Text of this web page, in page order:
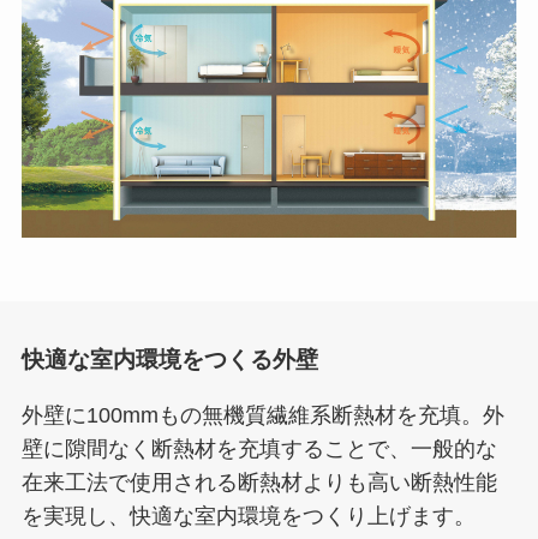
快適な室内環境をつくる外壁
外壁に100mmもの無機質繊維系断熱材を充填。外
壁に隙間なく断熱材を充填することで、一般的な
在来工法で使用される断熱材よりも高い断熱性能
を実現し、快適な室内環境をつくり上げます。